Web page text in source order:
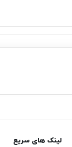
لینک های سریع